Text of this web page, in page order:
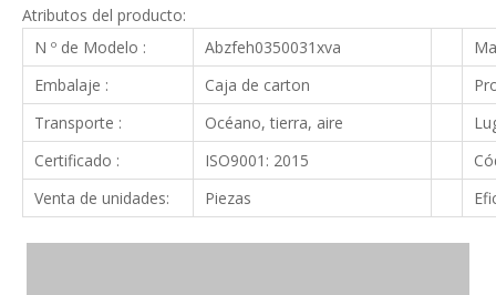
Atributos del producto:
N º de Modelo :
Abzfeh0350031xva
Embalaje :
Caja de carton
Transporte :
Océano, tierra, aire
Certificado :
ISO9001: 2015
Venta de unidades:
Piezas